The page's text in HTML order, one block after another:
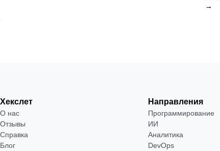
→
Хекслет
О нас
Отзывы
Справка
Блог
Направления
Программирование
ИИ
Аналитика
DevOps